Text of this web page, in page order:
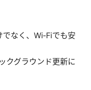
なく、Wi‑Fiでも安
クグラウンド更新に